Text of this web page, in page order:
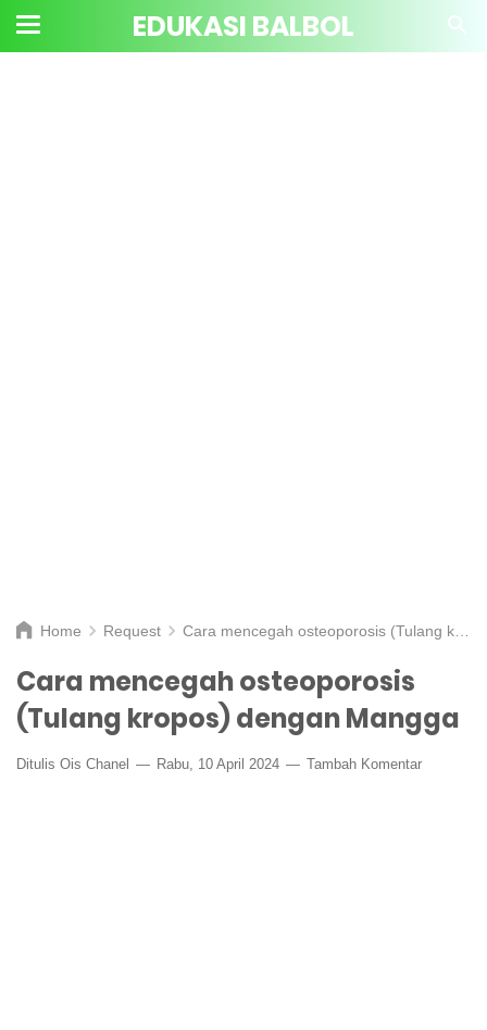
EDUKASI BALBOL
Home Request Cara mencegah osteoporosis (Tulang kropos) dengan Mangga
Cara mencegah osteoporosis
(Tulang kropos) dengan Mangga
Ditulis Ois Chanel Rabu, 10 April 2024 Tambah Komentar